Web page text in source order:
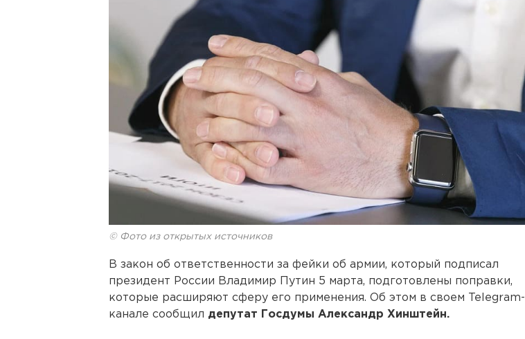
© Фото из открытых источников
В закон об ответственности за фейки об армии, который подписал
президент России Владимир Путин 5 марта, подготовлены поправки,
которые расширяют сферу его применения. Об этом в своем Telegram-
канале сообщил депутат Госдумы Александр Хинштейн.